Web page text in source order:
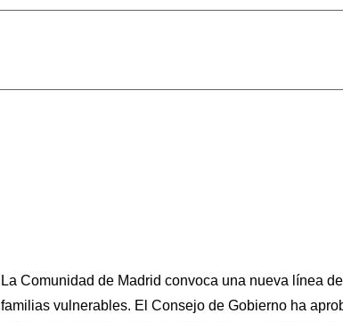
La Comunidad de Madrid convoca una nueva línea
familias vulnerables. El Consejo de Gobierno ha